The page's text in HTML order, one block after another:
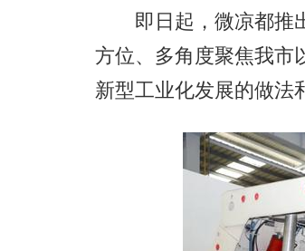
即日起，微凉都推出
方位、多角度聚焦我市
新型工业化发展的做法